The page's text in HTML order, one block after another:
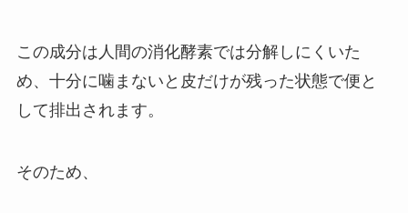
この成分は人間の消化酵素では分解しにくいた
め、十分に噛まないと皮だけが残った状態で便と
して排出されます。
そのため、